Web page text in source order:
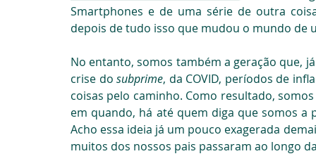
Smartphones e de uma série de outra
depois de tudo isso que mudou o mundo de
No entanto, somos também a geração que,
crise do subprime, da COVID, períodos de
coisas pelo caminho. Como resultado,
em quando, há até quem diga que somos
Acho essa ideia já um pouco exagerada
muitos dos nossos pais passaram ao longo